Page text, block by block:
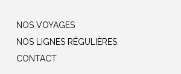
NOS VOYAGES
NOS LIGNES RÉGULIÈRES
CONTACT